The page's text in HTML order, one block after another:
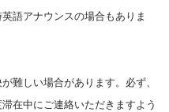
語アナウンスの場合もありま
難しい場合があります。必ず、
在中にご連絡いただきますよう